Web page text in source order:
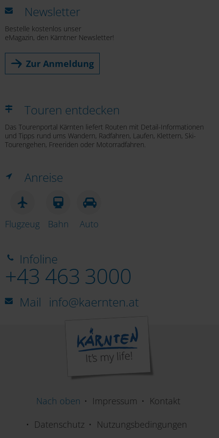
Newsletter
Bestelle kostenlos unser
eMagazin, den Kärntner Newsletter!
Zur Anmeldung
Touren entdecken
Das Tourenportal Kärnten liefert Routen mit Detail-Informationen
und Tipps rund ums Wandern, Radfahren, Laufen, Klettern, Ski-
Tourengehen, Freeriden oder Motorradfahren.
Anreise
Flugzeug Bahn Auto
Infoline
+43 463 3000
Mail info@kaernten.at
Nach oben Impressum
Kontakt
Datenschutz
Nutzungsbedingungen